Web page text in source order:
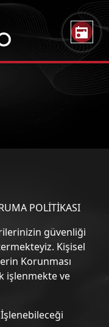
POLİTİKASI
güvenliği
Kişisel
Korunması
işlenmekte ve